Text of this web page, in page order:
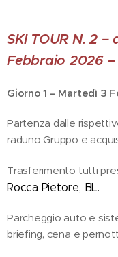
SKI TOUR N. 2
Febbraio 2026 –
Giorno 1 – Martedì 3
Partenza dalle
raduno Gruppo e
Trasferimento tutti
Rocca Pietore, BL.
Parcheggio auto e
briefing, cena e